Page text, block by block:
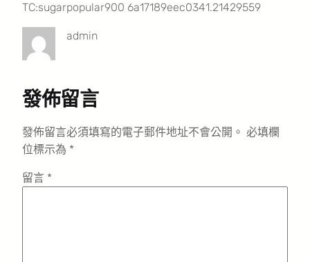
TC:sugarpopular900 6a17189eec0341.21429559
admin
發佈留言
發佈留言必須填寫的電子郵件地址不會公開。 必填欄
位標示為 *
留言 *